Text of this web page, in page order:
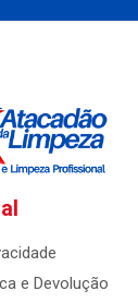
e Devolução